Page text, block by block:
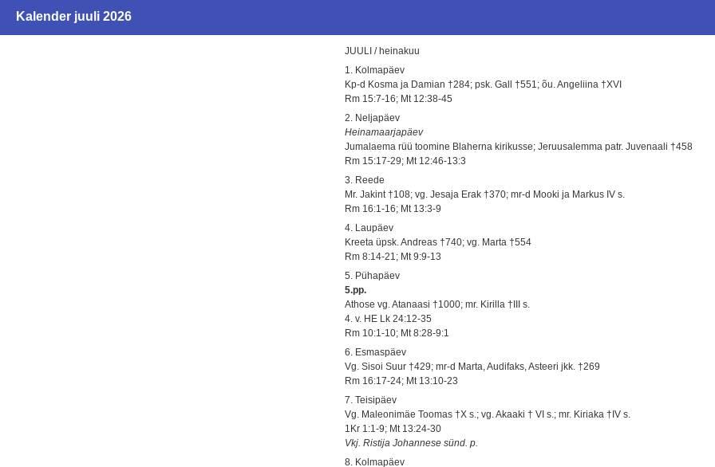
Kalender juuli 2026
JUULI / heinakuu
1. Kolmapäev
Kp-d Kosma ja Damian †284; psk. Gall †551; õu. Angeliina †XVI
Rm 15:7-16; Mt 12:38-45
2. Neljapäev
Heinamaarjapäev
Jumalaema rüü toomine Blaherna kirikusse; Jeruusalemma patr. Juvenaali †458
Rm 15:17-29; Mt 12:46-13:3
3. Reede
Mr. Jakint †108; vg. Jesaja Erak †370; mr-d Mooki ja Markus IV s.
Rm 16:1-16; Mt 13:3-9
4. Laupäev
Kreeta üpsk. Andreas †740; vg. Marta †554
Rm 8:14-21; Mt 9:9-13
5. Pühapäev
5.pp.
Athose vg. Atanaasi †1000; mr. Kirilla †III s.
4. v. HE Lk 24:12-35
Rm 10:1-10; Mt 8:28-9:1
6. Esmaspäev
Vg. Sisoi Suur †429; mr-d Marta, Audifaks, Asteeri jkk. †269
Rm 16:17-24; Mt 13:10-23
7. Teisipäev
Vg. Maleonimäe Toomas †X s.; vg. Akaaki † VI s.; mr. Kiriaka †IV s.
1Kr 1:1-9; Mt 13:24-30
Vkj. Ristija Johannese sünd. p.
8. Kolmapäev